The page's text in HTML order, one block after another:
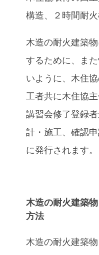
構造、２時間耐
木造の耐火建築
するために、ま
いように、木住
工者共に木住協
講習会修了登録
計・施工、確認
に発行されます。
木造の耐火建築
方法
木造の耐火建築